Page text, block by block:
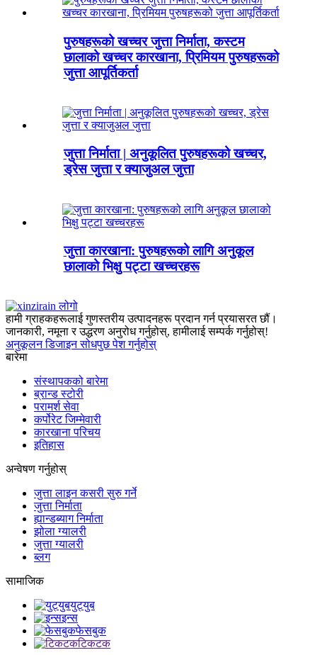
पुरुषहरूको खच्चर जुत्ता निर्माता, कस्टम
छालाको खच्चर कारखाना, प्रिमियम पुरुषहरूको
जुत्ता आपूर्तिकर्ता
जुत्ता निर्माता | अनुकूलित पुरुषहरूको खच्चर,
ड्रेस जुत्ता र क्याजुअल जुत्ता
जुत्ता कारखाना: पुरुषहरूको लागि अनुकूल
छालाको भिक्षु पट्टा खच्चरहरू
हामी ग्राहकहरूलाई गुणस्तरीय उत्पादनहरू प्रदान गर्न प्रयासरत छौं।
जानकारी, नमूना र उद्धरण अनुरोध गर्नुहोस्, हामीलाई सम्पर्क गर्नुहोस्!
अनुकूलन डिजाइन सोधपुछ पेश गर्नुहोस्
बारेमा
संस्थापकको बारेमा
ब्रान्ड स्टोरी
परामर्श सेवा
कर्पोरेट जिम्मेवारी
कारखाना परिचय
इतिहास
अन्वेषण गर्नुहोस्
जुत्ता लाइन कसरी सुरु गर्ने
जुत्ता निर्माता
ह्यान्डब्याग निर्माता
झोला ग्यालरी
जुत्ता ग्यालरी
ब्लग
सामाजिक
युट्युब
इन्स
फेसबुक
टिकटक